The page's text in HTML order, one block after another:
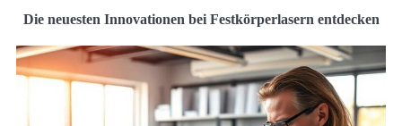
Die neuesten Innovationen bei Festkörperlasern entdecken